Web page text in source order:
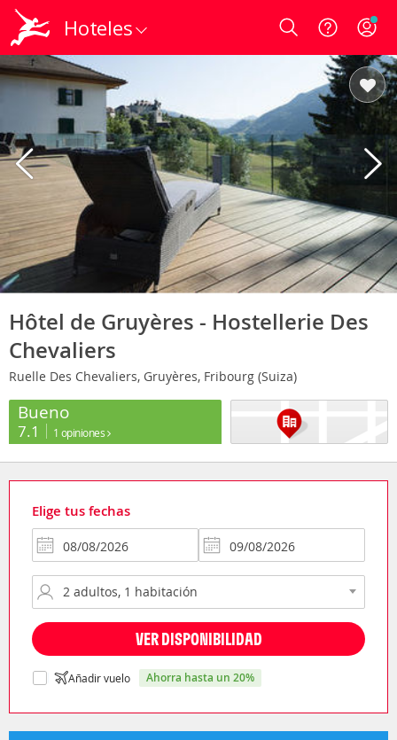
Hoteles Login
Hôtel de Gruyères - Hostellerie Des
Chevaliers
Ruelle Des Chevaliers, Gruyères, Fribourg (Suiza)
Bueno
7.1 1 opiniones
Elige tus fechas
VER DISPONIBILIDAD
Añadir vuelo ahorra hasta un 20%